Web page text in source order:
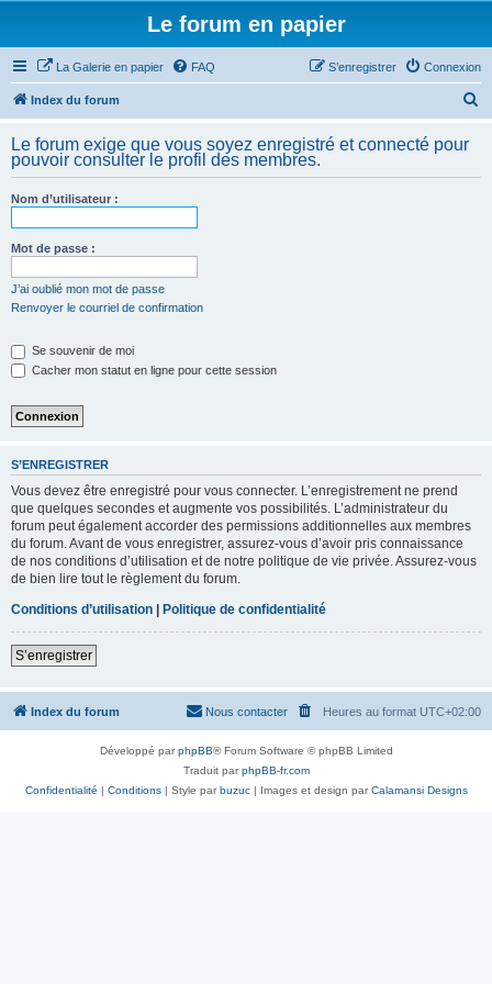
Le forum en papier
La Galerie en papier FAQ Connexion
S’enregistrer
Index du forum
h
Le forum exige que vous soyez enregistré et connecté pour
pouvoir consulter le profil des membres.
Nom d’utilisateur :
Mot de passe :
J’ai oublié mon mot de passe
Renvoyer le courriel de confirmation
Se souvenir de moi
Cacher mon statut en ligne pour cette session
S’ENREGISTRER
Vous devez être enregistré pour vous connecter. L’enregistrement ne prend
que quelques secondes et augmente vos possibilités. L’administrateur du
forum peut également accorder des permissions additionnelles aux membres
du forum. Avant de vous enregistrer, assurez-vous d’avoir pris connaissance
de nos conditions d’utilisation et de notre politique de vie privée. Assurez-vous
de bien lire tout le règlement du forum.
Conditions d’utilisation | Politique de confidentialité
S’enregistrer
Index du forum Heures au format UTC+02:00
Nous contacter
Développé parphpBB® Forum Software © phpBB Limited
Traduit parphpBB-fr.com
Confidentialité | Conditions| Style parbuzuc| Images et design parCalamansi Designs